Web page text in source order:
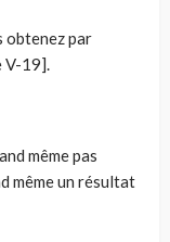
obtenez par
V-19].
même pas
même un résultat